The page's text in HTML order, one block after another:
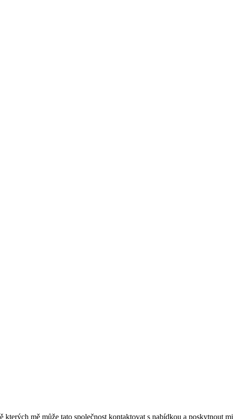
mě může tato společnost kontaktovat s nabídkou a poskytnout mi